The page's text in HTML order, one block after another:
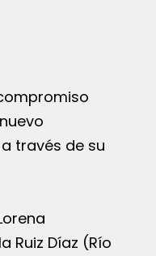
través de su
Ruiz Díaz (Río